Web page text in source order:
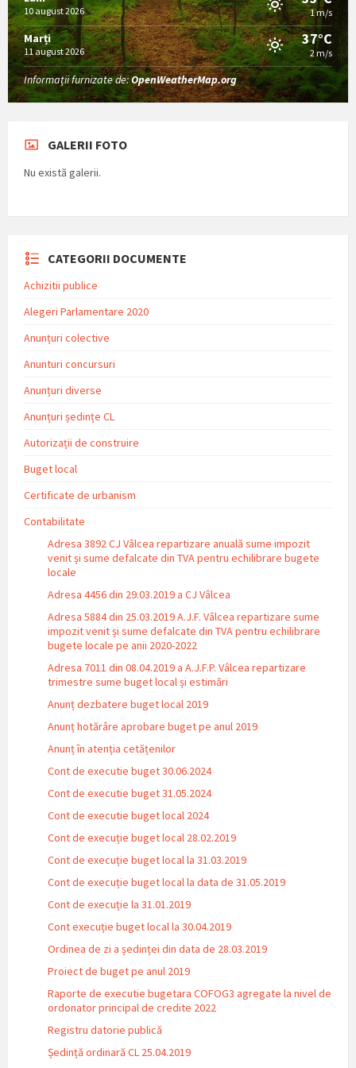
10 august 2026 1 m/s
Marți
11 august 2026
37°C
2 m/s
Informații furnizate de:OpenWeatherMap.org
GALERII FOTO
Nu există galerii.
CATEGORII DOCUMENTE
Achizitii publice
Alegeri Parlamentare 2020
Anunțuri colective
Anunturi concursuri
Anunțuri diverse
Anunțuri ședințe CL
Autorizații de construire
Buget local
Certificate de urbanism
Contabilitate
Adresa 3892 CJ Vâlcea repartizare anuală sume impozit
venit și sume defalcate din TVA pentru echilibrare bugete
locale
Adresa 4456 din 29.03.2019 a CJ Vâlcea
Adresa 5884 din 25.03.2019 A.J.F. Vâlcea repartizare sume
impozit venit și sume defalcate din TVA pentru echilibrare
bugete locale pe anii 2020-2022
Adresa 7011 din 08.04.2019 a A.J.F.P. Vâlcea repartizare
trimestre sume buget local și estimări
Anunț dezbatere buget local 2019
Anunț hotărâre aprobare buget pe anul 2019
Anunț în atenția cetățenilor
Cont de executie buget 30.06.2024
Cont de executie buget 31.05.2024
Cont de executie buget local 2024
Cont de execuție buget local 28.02.2019
Cont de execuție buget local la 31.03.2019
Cont de execuție buget local la data de 31.05.2019
Cont de execuție la 31.01.2019
Cont execuție buget local la 30.04.2019
Ordinea de zi a ședinței din data de 28.03.2019
Proiect de buget pe anul 2019
Raporte de executie bugetara COFOG3 agregate la nivel de
ordonator principal de credite 2022
Registru datorie publică
Ședință ordinară CL 25.04.2019